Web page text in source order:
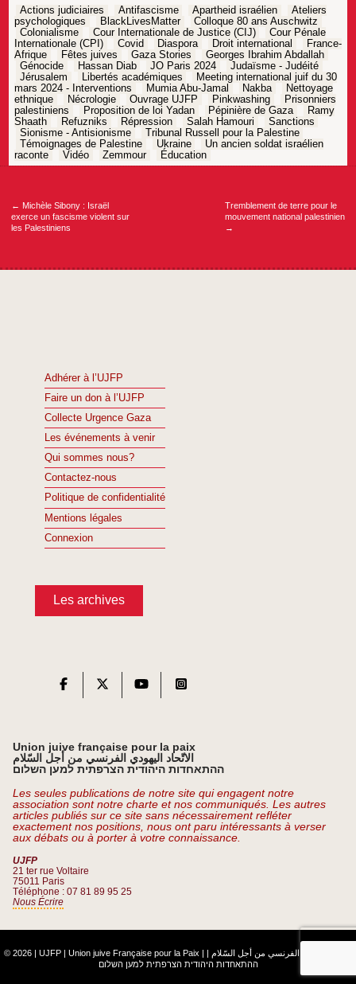
Actions judiciaires Antifascisme Apartheid israélien
Ateliers
psychologiques
BlackLivesMatter
Colloque 80 ans Auschwitz
Colonialisme
Cour Internationale de Justice (CIJ)
Cour Pénale
Internationale (CPI)
Covid Diaspora Droit international
France-
Afrique
Fêtes juives Gaza Stories
Georges Ibrahim Abdallah
Génocide
Hassan Diab JO Paris 2024
Judaïsme - Judéité
Jérusalem
Libertés académiques
Meeting international juif du 30
mars 2024 - Interventions
Mumia Abu-Jamal Nakba
Nettoyage
ethnique
Nécrologie Ouvrage UJFP Pinkwashing
Prisonniers
palestiniens
Proposition de loi Yadan Pépinière de Gaza
Ramy
Shaath
Refuzniks Répression Salah Hamouri
Sanctions
Sionisme - Antisionisme
Tribunal Russell pour la Palestine
Témoignages de Palestine
Ukraine
Un ancien soldat israélien
raconte
Vidéo Zemmour Éducation
Navigation
← Michèle Sibony : Israël
exerce un fascisme violent sur
les Palestiniens
Tremblement de terre pour le
mouvement national palestinien
→
Adhérer à l’UJFP
Faire un don à l’UJFP
Collecte Urgence Gaza
Les événements à venir
Qui sommes nous?
Contactez-nous
Politique de confidentialité
Mentions légales
Connexion
Les archives
Union juive française pour la paix
الاتّحاد اليهودي الفرنسي من أجل السّلام
ההתאחדות היהודית הצרפתית למען השלום
Les seules publications de notre site qui engagent notre
association sont notre charte et nos communiqués. Les autres
articles publiés sur ce site sans nécessairement refléter
exactement nos positions, nous ont paru intéressants à verser
aux débats ou à porter à votre connaissance.
UJFP
21 ter rue Voltaire
75011 Paris
Téléphone : 07 81 89 95 25
Nous Écrire
© 2026 | UJFP | Union juive Française pour la Paix | الاتّحاد اليهودي الفرنسي من أجل السّلام |
ההתאחדות היהודית הצרפתית למען השלום